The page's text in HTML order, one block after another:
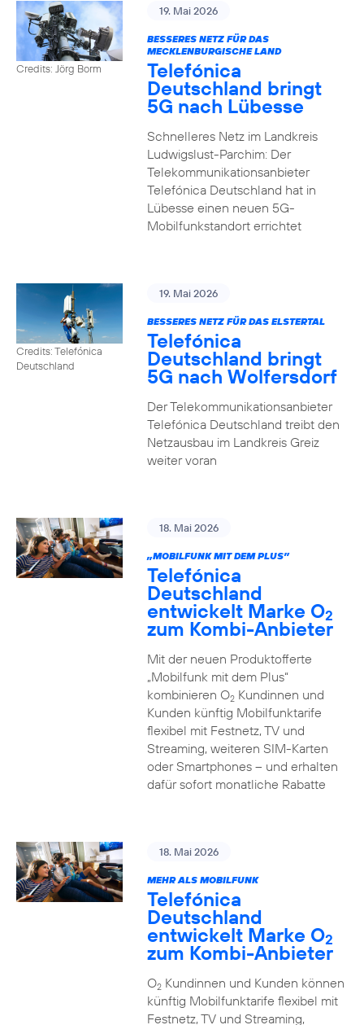
Credits: Jörg Borm
19. Mai 2026
BESSERES NETZ FÜR DAS
MECKLENBURGISCHE LAND
Telefónica
Deutschland bringt
5G nach Lübesse
Schnelleres Netz im Landkreis
Ludwigslust-Parchim: Der
Telekommunikationsanbieter
Telefónica Deutschland hat in
Lübesse einen neuen 5G-
Mobilfunkstandort errichtet
Credits: Telefónica
Deutschland
19. Mai 2026
BESSERES NETZ FÜR DAS ELSTERTAL
Telefónica
Deutschland bringt
5G nach Wolfersdorf
Der Telekommunikationsanbieter
Telefónica Deutschland treibt den
Netzausbau im Landkreis Greiz
weiter voran
18. Mai 2026
„MOBILFUNK MIT DEM PLUS”
Telefónica
Deutschland
entwickelt Marke O2
zum Kombi-Anbieter
Mit der neuen Produktofferte
„Mobilfunk mit dem Plus“
kombinieren O2Kundinnen und
Kunden künftig Mobilfunktarife
flexibel mit Festnetz, TV und
Streaming, weiteren SIM-Karten
oder Smartphones – und erhalten
dafür sofort monatliche Rabatte
18. Mai 2026
MEHR ALS MOBILFUNK
Telefónica
Deutschland
entwickelt Marke O2
zum Kombi-Anbieter
O2Kundinnen und Kunden können
künftig Mobilfunktarife flexibel mit
Festnetz, TV und Streaming,